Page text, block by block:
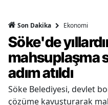
Son Dakika Ekonomi
Söke'de
mahsuplaşma
adım atıldı
Söke Belediyesi, devlet
çözüme kavuşturarak